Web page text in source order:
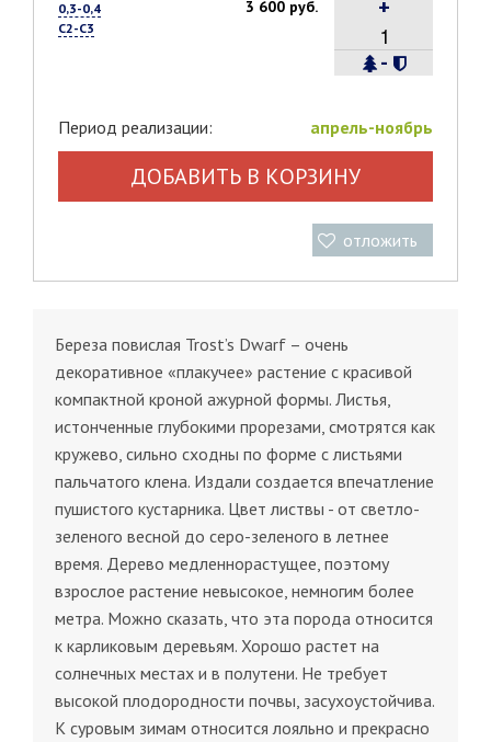
0,3-0,4
С2-С3
3 600 руб.
-
+
Период реализации: апрель-ноябрь
ДОБАВИТЬ В КОРЗИНУ
отложить
Береза повислая Trost’s Dwarf – очень
декоративное «плакучее» растение с красивой
компактной кроной ажурной формы. Листья,
истонченные глубокими прорезами, смотрятся как
кружево, сильно сходны по форме с листьями
пальчатого клена. Издали создается впечатление
пушистого кустарника. Цвет листвы - от светло-
зеленого весной до серо-зеленого в летнее
время. Дерево медленнорастущее, поэтому
взрослое растение невысокое, немногим более
метра. Можно сказать, что эта порода относится
к карликовым деревьям. Хорошо растет на
солнечных местах и в полутени. Не требует
высокой плодородности почвы, засухоустойчива.
К суровым зимам относится лояльно и прекрасно